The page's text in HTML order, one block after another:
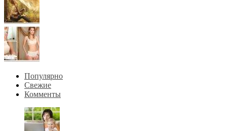
Популярно
Свежие
Комменты